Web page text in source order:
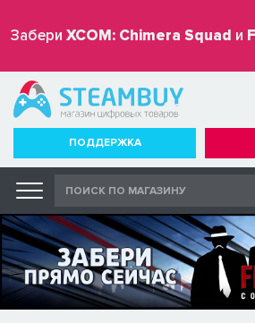
Забери XCOM: Chimera Squad и
бесплатно
ПОДДЕРЖКА